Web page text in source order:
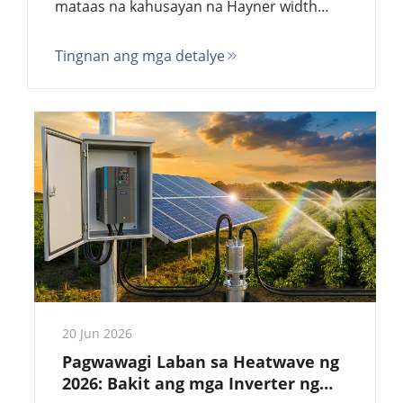
mataas na kahusayan na Hayner width
katiyakan na 0.01 mm at sertipikasyon
woven, plastik na pelikula, at bakal.
Direktang presyo mula sa pabrika para sa
bulk na pagbili.
Tingnan ang mga detalye
20 Jun 2026
Pagwawagi Laban sa Heatwave ng
2026: Bakit ang mga Inverter ng